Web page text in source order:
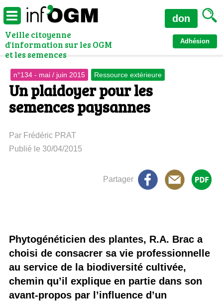
Veille citoyenne
d'information sur les OGM
et les semences
Adhésion
don
n°134 - mai / juin 2015 Ressource extérieure
Un plaidoyer pour les
semences paysannes
Par Frédéric PRAT
Publié le 30/04/2015
Partager
Phytogénéticien des plantes, R.A. Brac a
choisi de consacrer sa vie professionnelle
au service de la biodiversité cultivée,
chemin qu’il explique en partie dans son
avant-propos par l’influence d’un